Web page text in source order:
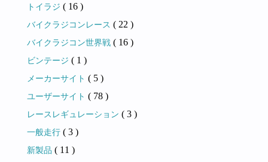
トイラジ ( 16 )
バイクラジコンレース ( 22 )
バイクラジコン世界戦 ( 16 )
ビンテージ ( 1 )
メーカーサイト ( 5 )
ユーザーサイト ( 78 )
レースレギュレーション ( 3 )
一般走行 ( 3 )
新製品 ( 11 )